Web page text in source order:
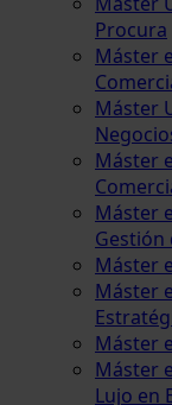
Procura
Máster
Máster
Máster
Máster
Gestión
Máster
Máster
Máster
Máster
Lujo en